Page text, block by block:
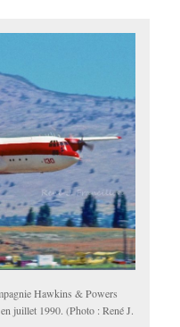
Hawkins & Powers
juillet 1990. (Photo : René J.